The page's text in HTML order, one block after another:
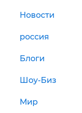
Новости
россия
Блоги
Шоу-Биз
Мир